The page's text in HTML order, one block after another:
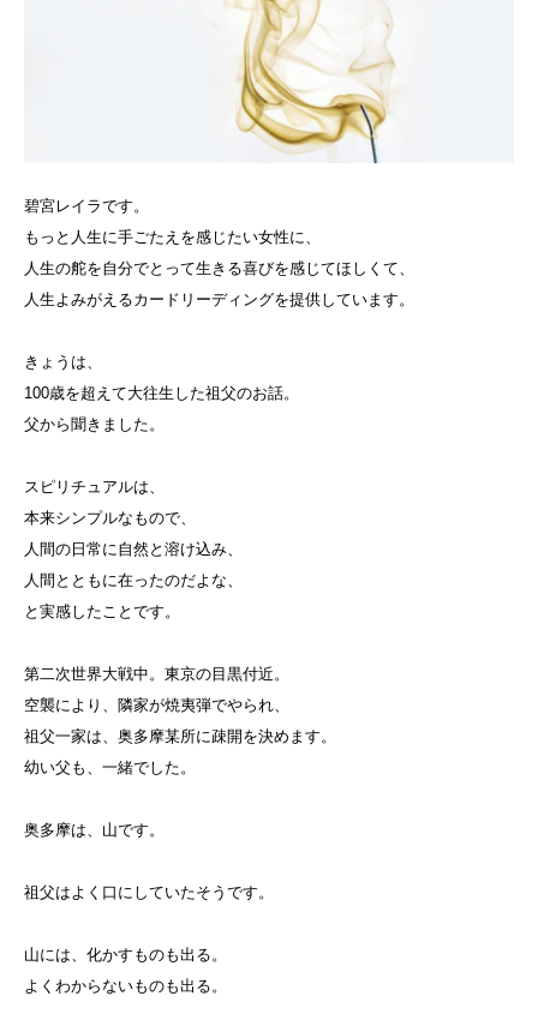
碧宮レイラです。
もっと人生に手ごたえを感じたい女性に、
人生の舵を自分でとって生きる喜びを感じてほしくて、
人生よみがえるカードリーディングを提供しています。
きょうは、
100歳を超えて大往生した祖父のお話。
父から聞きました。
スピリチュアルは、
本来シンプルなもので、
人間の日常に自然と溶け込み、
人間とともに在ったのだよな、
と実感したことです。
第二次世界大戦中。東京の目黒付近。
空襲により、隣家が焼夷弾でやられ、
祖父一家は、奥多摩某所に疎開を決めます。
幼い父も、一緒でした。
奥多摩は、山です。
祖父はよく口にしていたそうです。
山には、化かすものも出る。
よくわからないものも出る。